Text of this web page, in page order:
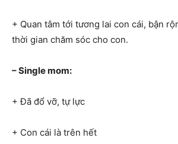
+ Quan tâm tới tương lai con cái, bận
thời gian chăm sóc cho con.
– Single mom:
+ Đã đổ vỡ, tự lực
+ Con cái là trên hết